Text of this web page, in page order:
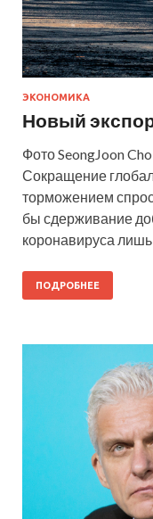
ЭКОНОМИКА
Новый
Фото SeongJoon
Сокращение
торможением
бы сдерживание
коронавируса лишь
ПОДРОБНЕЕ